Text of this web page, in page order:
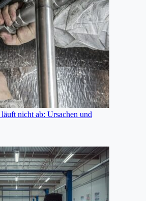
nicht ab: Ursachen und